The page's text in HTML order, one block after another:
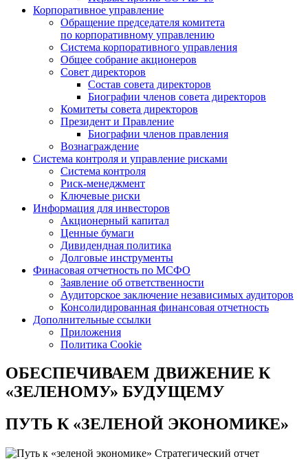
Корпоративное управление
Обращение председателя комитета
по корпоративному управлению
Система корпоративного управления
Общее собрание акционеров
Совет директоров
Состав совета директоров
Биографии членов совета директоров
Комитеты совета директоров
Президент и Правление
Биографии членов правления
Вознаграждение
Система контроля и управление рисками
Система контроля
Риск-менеджмент
Ключевые риски
Информация для инвесторов
Акционерный капитал
Ценные бумаги
Дивидендная политика
Долговые инструменты
Финасовая отчетность по МСФО
Заявление об ответственности
Аудиторское заключение независимых аудиторов
Консолидированная финансовая отчетность
Дополнительные ссылки
Приложения
Политика Cookie
ОБЕСПЕЧИВАЕМ ДВИЖЕНИЕ К
«ЗЕЛЕНОМУ» БУДУЩЕМУ
ПУТЬ К«ЗЕЛЕНОЙ ЭКОНОМИКЕ»
Стратегический отчет